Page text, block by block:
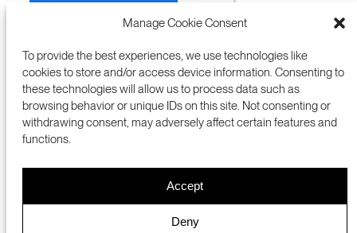
Manage Cookie Consent
To provide the best experiences, we use technologies like
cookies to store and/or access device information. Consenting to
these technologies will allow us to process data such as
browsing behavior or unique IDs on this site. Not consenting or
withdrawing consent, may adversely affect certain features and
functions.
Accept
Deny
プレスルーム
NSIC
ENGLISH 英語
PRIVACY POLICY
COOKIES